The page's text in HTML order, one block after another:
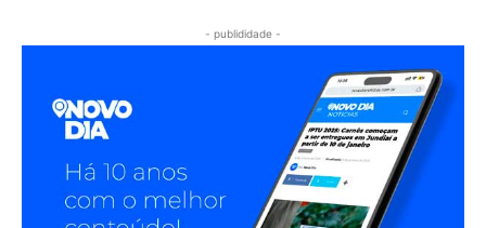
- publididade -